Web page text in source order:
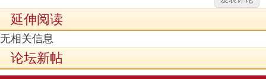
延伸阅读
无相关信息
论坛新帖